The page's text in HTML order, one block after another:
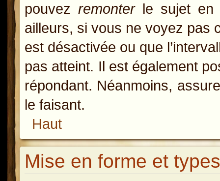
pouvez remonterle sujet en
ailleurs, si vous ne voyez pas
est désactivée ou que
pas atteint. Il est également
répondant. Néanmoins,
le faisant.
Haut
Mise en forme et